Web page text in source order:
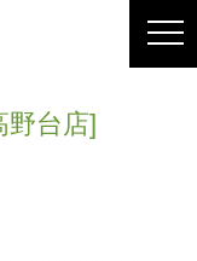
野台店]